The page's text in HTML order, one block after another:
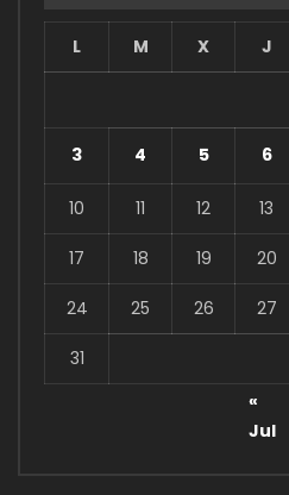
L M X J
3 4 5 6
10 11 12 13
17 18 19 20
24 25 26 27
31
«
Jul